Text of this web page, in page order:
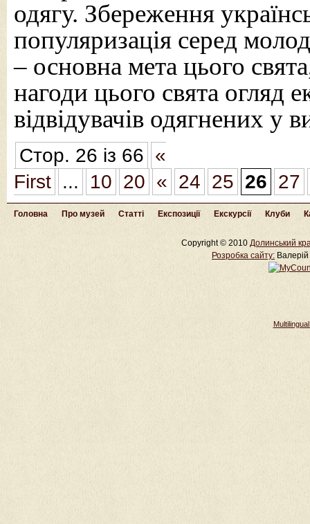
одягу. Збереження
популяризація серед
– основна мета цього
нагоди цього свята огляд
відвідувачів одягнених
Стор. 26 із 66 «
First ... 10 20 « 24 25 26 27
Головна Про музей Статті Експозиції Екскурсії Клуби
Copyright © 2010 Долинський
Розробка cайту: